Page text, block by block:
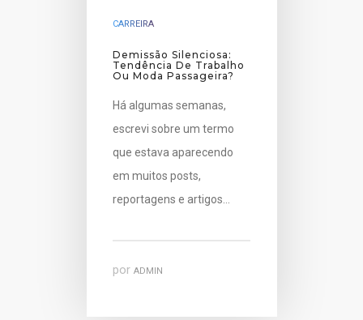
CARREIRA
Demissão Silenciosa:
Tendência De Trabalho
Ou Moda Passageira?
Há algumas semanas,
escrevi sobre um termo
que estava aparecendo
em muitos posts,
reportagens e artigos…
porADMIN